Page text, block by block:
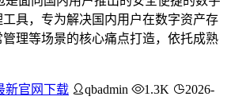
具，专为解决国内用户在数字资产存
理等场景的核心痛点打造，依托成熟
新官网下载 qbadmin 1.3K
2026-